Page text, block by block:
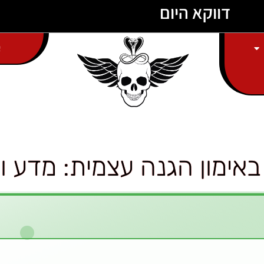
דווקא היום
הגנה עצמית: מדע